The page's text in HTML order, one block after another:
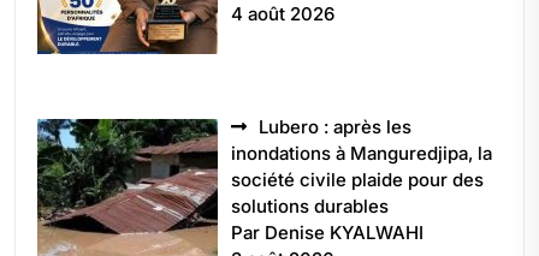
4 août 2026
Lubero : après les
inondations à Manguredjipa, la
société civile plaide pour des
solutions durables
Par Denise KYALWAHI